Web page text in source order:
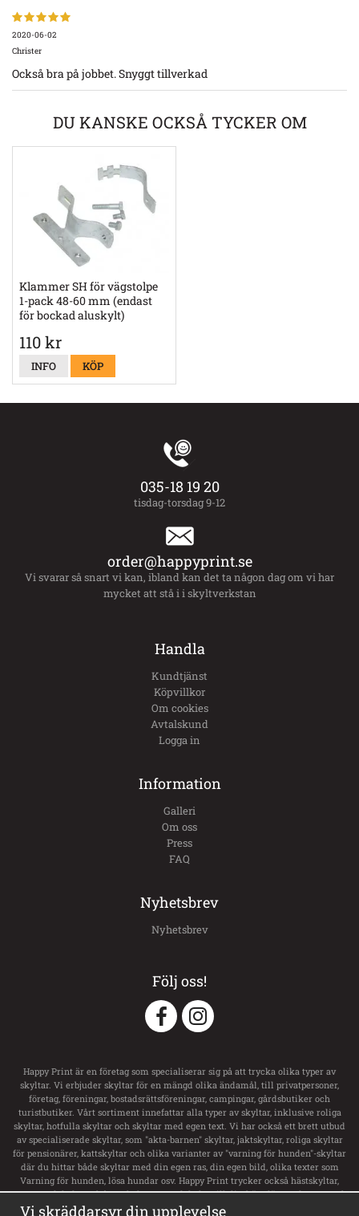
2020-06-02
Christer
Också bra på jobbet. Snyggt tillverkad
DU KANSKE OCKSÅ TYCKER OM
Klammer SH för vägstolpe
1-pack 48-60 mm (endast
för bockad aluskylt)
110 kr
INFO KÖP
035-18 19 20
tisdag-torsdag 9-12
order@happyprint.se
Vi svarar så snart vi kan, ibland kan det ta någon dag om vi har
mycket att stå i i skyltverkstan
Handla
Kundtjänst
Köpvillkor
Om cookies
Avtalskund
Logga in
Information
Galleri
Om oss
Press
FAQ
Nyhetsbrev
Nyhetsbrev
Följ oss!
Happy Print är en företag som specialiserar sig på att trycka olika typer av
skyltar. Vi erbjuder skyltar för en mängd olika ändamål, till privatpersoner,
företag, föreningar, bostadsrättsföreningar, campingar, gårdsbutiker och
turistbutiker. Vårt sortiment innefattar alla typer av skyltar, inklusive roliga
skyltar, hotfulla skyltar och skyltar med egen text. Vi har också ett brett utbud
av specialiserade skyltar, som "akta-barnen" skyltar, jaktskyltar, roliga skyltar
för pensionärer, kattskyltar och olika varianter av "varning för hunden"-skyltar
där du hittar både skyltar med din egen ras, din egen bild, olika texter som
Varning för hunden, lösa hundar osv. Happy Print trycker också hästskyltar,
transportdekaler och boxsskyltar samt dekaler till ditt hästsläp med namn och
svensk flagga. Vi har ett stort utbud av skyltar för privata tomt, privat område,
Vi skräddarsyr din upplevelse